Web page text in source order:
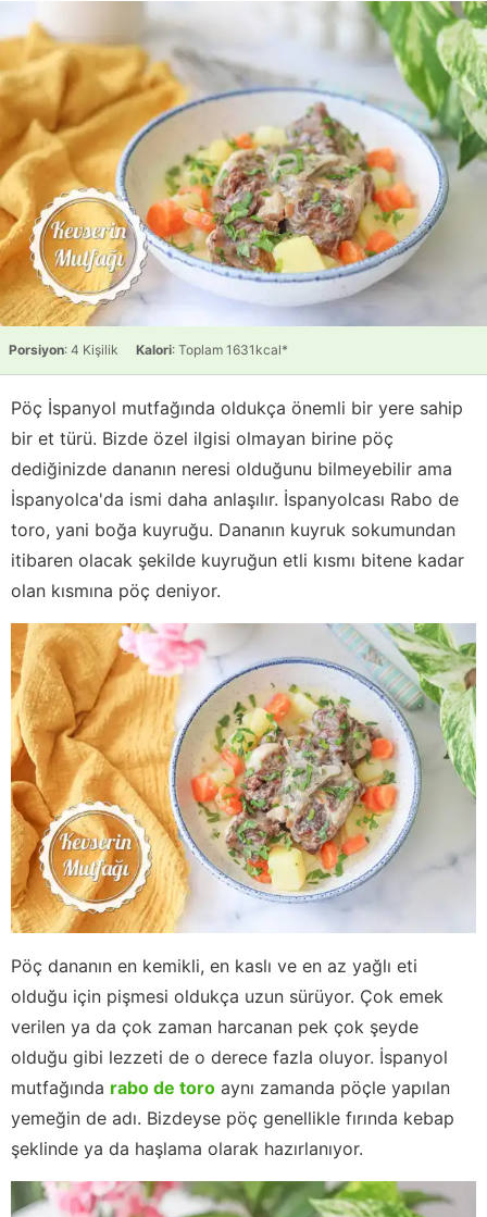
Porsiyon: 4 Kişilik Kalori: Toplam 1631kcal*
Pöç İspanyol mutfağında oldukça önemli bir yere sahip
bir et türü. Bizde özel ilgisi olmayan birine pöç
dediğinizde dananın neresi olduğunu bilmeyebilir ama
İspanyolca'da ismi daha anlaşılır. İspanyolcası Rabo de
toro, yani boğa kuyruğu. Dananın kuyruk sokumundan
itibaren olacak şekilde kuyruğun etli kısmı bitene kadar
olan kısmına pöç deniyor.
Pöç dananın en kemikli, en kaslı ve en az yağlı eti
olduğu için pişmesi oldukça uzun sürüyor. Çok emek
verilen ya da çok zaman harcanan pek çok şeyde
olduğu gibi lezzeti de o derece fazla oluyor. İspanyol
mutfağında rabo de toro aynı zamanda pöçle yapılan
yemeğin de adı. Bizdeyse pöç genellikle fırında kebap
şeklinde ya da haşlama olarak hazırlanıyor.